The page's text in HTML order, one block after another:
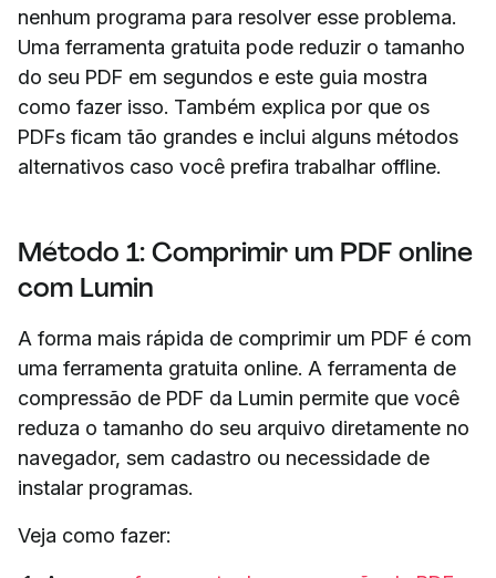
nenhum programa para resolver esse problema.
Uma ferramenta gratuita pode reduzir o tamanho
do seu PDF em segundos e este guia mostra
como fazer isso. Também explica por que os
PDFs ficam tão grandes e inclui alguns métodos
alternativos caso você prefira trabalhar offline.
Método 1: Comprimir um PDF online
com Lumin
A forma mais rápida de comprimir um PDF é com
uma ferramenta gratuita online. A ferramenta de
compressão de PDF da Lumin permite que você
reduza o tamanho do seu arquivo diretamente no
navegador, sem cadastro ou necessidade de
instalar programas.
Veja como fazer: